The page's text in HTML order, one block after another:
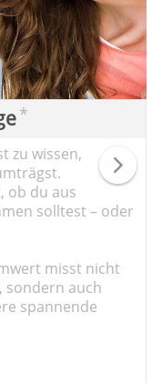
*
zu wissen,
ob du aus
solltest – oder
misst nicht
sondern auch
spannende